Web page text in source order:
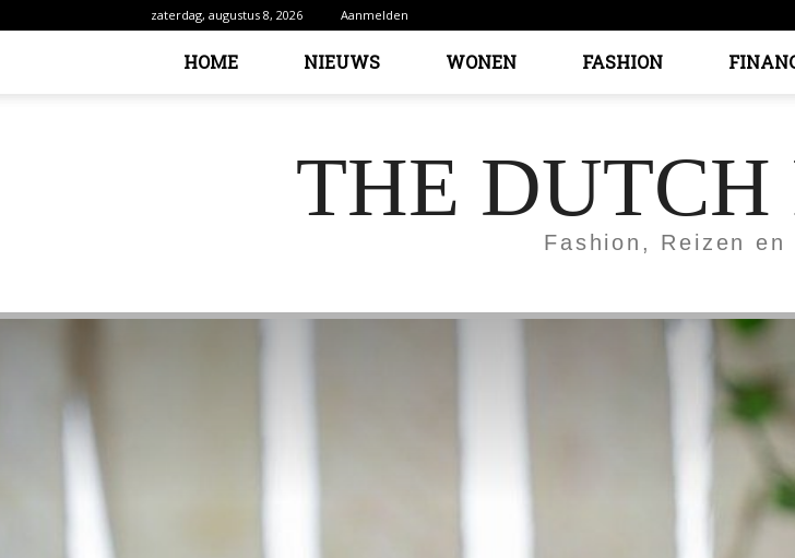
zaterdag, augustus 8, 2026 Aanmelden
HOME NIEUWS WONEN FASHION
THE DUTCH
Fashion, Reizen en